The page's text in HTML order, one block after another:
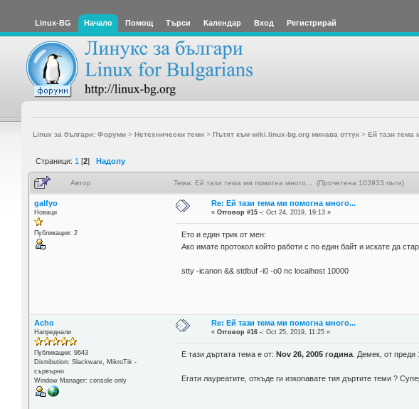
Linux-BG Начало Помощ Търси Календар Вход Регистрирай
Linux за българи: Форуми> Нетехнически теми> Пътят към wiki.linux-bg.org минава оттук> Ей тази тема
Страници: 1 [2] Надолу
Автор Тема: Ей тази тема ми помогна много... (Прочетена 103933 пъти)
galfyo
Новаци
Публикации: 2
Re: Ей тази тема ми помогна много...
«Отговор #15 -: Oct 24, 2019, 19:13 »
Ето и един трик от мен:
Ако имате протокол който работи с по един байт и искате да
stty -icanon && stdbuf -i0 -o0 nc localhost 10000
Acho
Напреднали
Публикации: 9643
Distribution: Slackware, MikroTik -
сървърно
Window Manager: console only
Re: Ей тази тема ми помогна много...
«Отговор #16 -: Oct 25, 2019, 11:25 »
Е тази дъртата тема е от: Nov 26, 2005 година . Демек, от преди
Егати лауреатите, откъде ги изкопавате тия дъртите теми ?